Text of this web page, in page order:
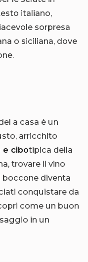
italiano,
sorpresa
o siciliana, dove
a casa è un
arricchito
e cibotipica della
trovare il vino
boccone diventa
conquistare da
come un buon
in un